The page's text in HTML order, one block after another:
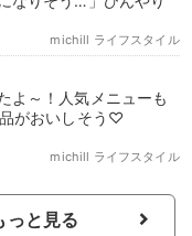
michill ライフスタイル
よ～！人気メニューも
がおいしそう♡
michill ライフスタイル
っと見る